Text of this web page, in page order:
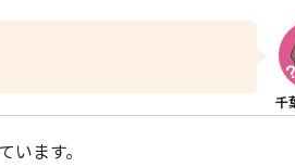
ます。